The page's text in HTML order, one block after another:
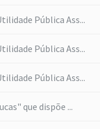
Pública Ass...
Pública Ass...
Pública Ass...
que dispõe ...